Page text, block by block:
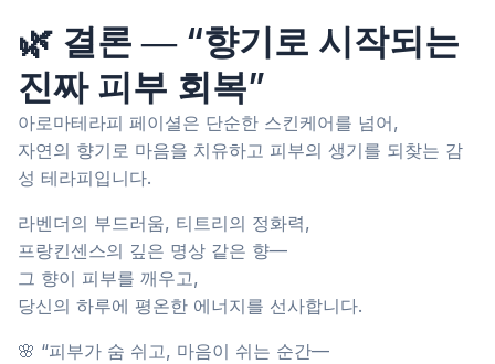
🌿 결론 ― “향기로 시작되는
진짜 피부 회복”
아로마테라피 페이셜은 단순한 스킨케어를 넘어,
자연의 향기로 마음을 치유하고 피부의 생기를 되찾는 감
성 테라피입니다.
라벤더의 부드러움, 티트리의 정화력,
프랑킨센스의 깊은 명상 같은 향—
그 향이 피부를 깨우고,
당신의 하루에 평온한 에너지를 선사합니다.
🌸 “피부가 숨 쉬고, 마음이 쉬는 순간—